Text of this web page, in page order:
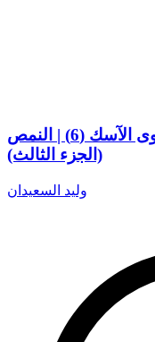
سلسلة الردود على شبهات وفتاوى الآسك (6) | النمص
(الجزء الثالث)
وليد السعيدان